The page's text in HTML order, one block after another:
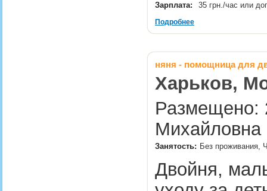
Зарплата: 35 грн./час или
Подробнее
няня - помощница для
Харьков,
Размещено:
Михайловна
Занятость: Без проживания,
Двойня,